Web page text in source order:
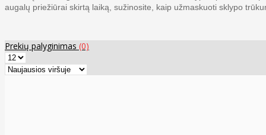
augalų priežiūrai skirtą laiką, sužinosite, kaip užmaskuoti sklypo
Prekių palyginimas (0)